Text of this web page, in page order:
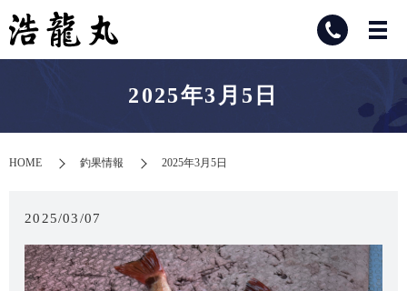
2025年3月5日
HOME 釣果情報 2025年3月5日
2025/03/07